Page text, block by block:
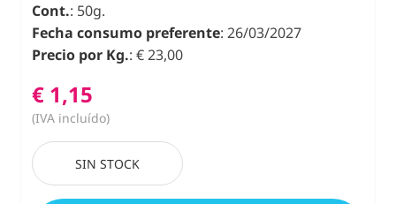
Cont.: 50g.
Fecha consumo preferente: 26/03/2027
Precio por Kg.: € 23,00
€ 1,15
(IVA incluído)
SIN STOCK